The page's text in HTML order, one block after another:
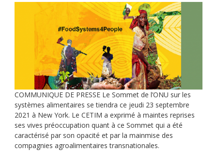
COMMUNIQUE DE PRESSE Le Sommet de l’ONU sur les
systèmes alimentaires se tiendra ce jeudi 23 septembre
2021 à New York. Le CETIM a exprimé à maintes reprises
ses vives préoccupation quant à ce Sommet qui a été
caractérisé par son opacité et par la mainmise des
compagnies agroalimentaires transnationales.